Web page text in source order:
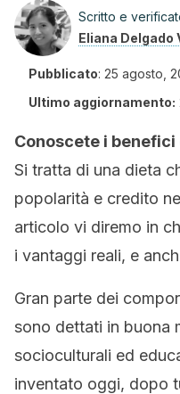
Scritto e
Eliana Delgado
Pubblicato: 25 agosto,
Ultimo aggiornamento:
Conoscete i
Si tratta di una dieta
popolarità e credito
articolo vi diremo in
i vantaggi reali, e
Gran parte dei
sono dettati in buona
socioculturali ed
inventato oggi, dopo